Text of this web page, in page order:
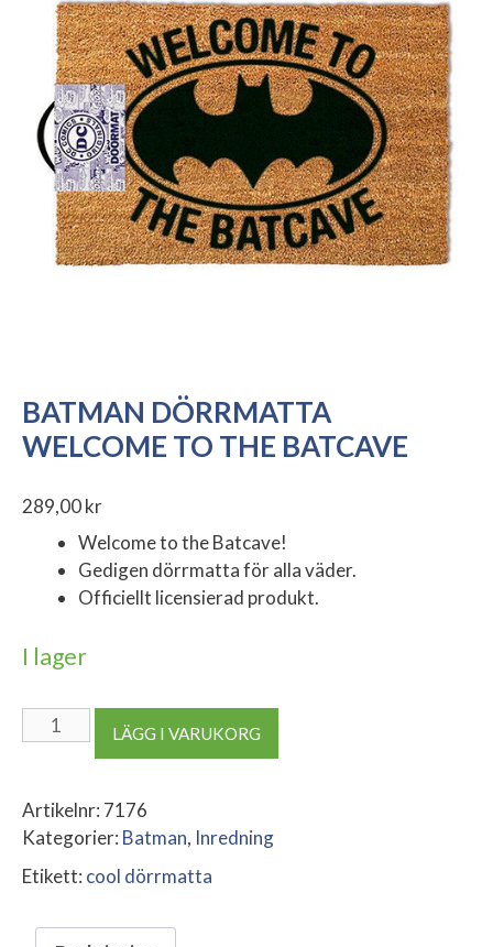
BATMAN DÖRRMATTA
WELCOME TO THE BATCAVE
289,00kr
Welcome to the Batcave!
Gedigen dörrmatta för alla väder.
Officiellt licensierad produkt.
I lager
Batman
Dörrmatta
To
The
mängd
LÄGG I VARUKORG
Artikelnr: 7176
Kategorier: Batman, Inredning
Etikett: cool dörrmatta